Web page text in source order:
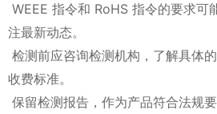
WEEE 指令和 RoHS 指令的要求可
注最新动态。
检测前应咨询检测机构，了解具体
收费标准。
保留检测报告，作为产品符合法规要